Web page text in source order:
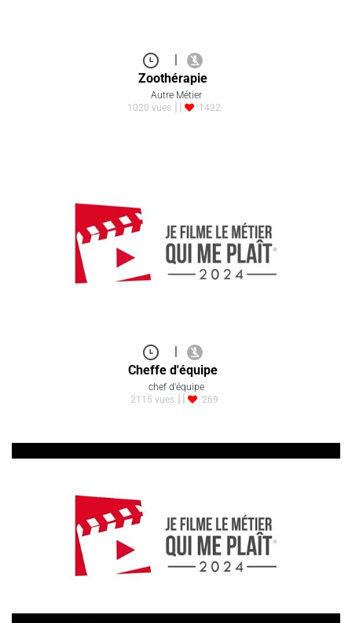
|
Zoothérapie
Autre Métier
1020 vues
1422
|
Cheffe d'équipe
chef d'équipe
2115 vues
269